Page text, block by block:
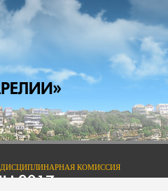
ДИСЦИПЛИНАРНАЯ КОМИССИЯ
2017